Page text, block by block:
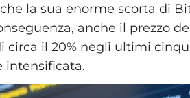
la sua enorme scorta di
anche il prezzo
circa il 20% negli ultimi
intensificata.